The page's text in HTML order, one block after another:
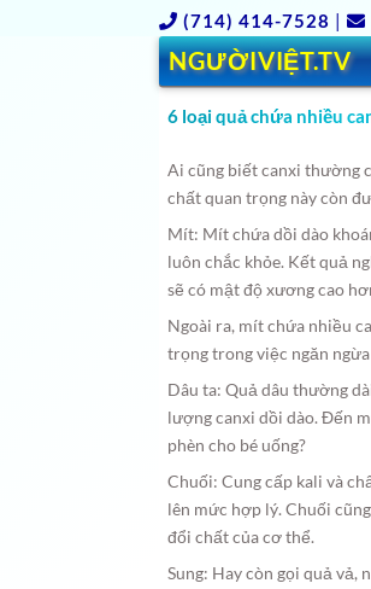
(714) 414-7528 |
NGƯỜIVIỆT.TV
6 loại quả chứa nhiều
Ai cũng biết canxi thường
chất quan trọng này còn
Mít: Mít chứa dồi dào
luôn chắc khỏe. Kết quả
sẽ có mật độ xương cao
Ngoài ra, mít chứa nhiều
trọng trong việc ngăn
Dâu ta: Quả dâu thường
lượng canxi dồi dào. Đến
phèn cho bé uống?
Chuối: Cung cấp kali và
lên mức hợp lý. Chuối
đổi chất của cơ thể.
Sung: Hay còn gọi quả vả,